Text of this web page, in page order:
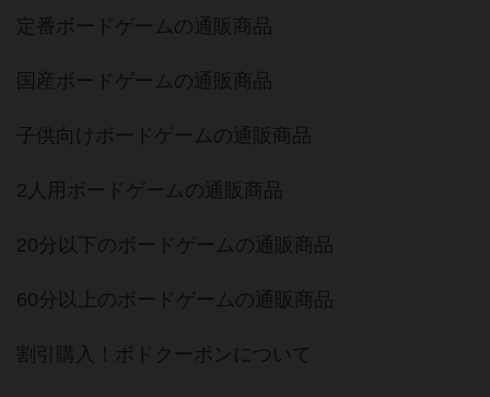
定番ボードゲームの通販商品
国産ボードゲームの通販商品
子供向けボードゲームの通販商品
2人用ボードゲームの通販商品
20分以下のボードゲームの通販商品
60分以上のボードゲームの通販商品
割引購入！ボドクーポンについて